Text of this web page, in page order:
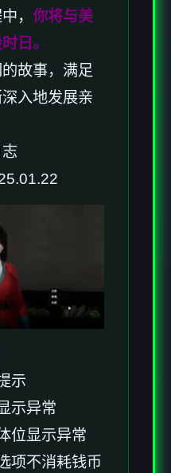
， 你将与美
日。
故事，满足
入地发展亲
示
示异常
位显示异常
项不消耗钱币